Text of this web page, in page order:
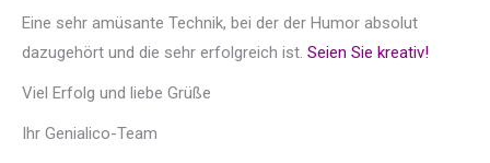
Eine sehr amüsante Technik, bei der der Humor absolut
dazugehört und die sehr erfolgreich ist. Seien Sie kreativ!
Viel Erfolg und liebe Grüße
Ihr Genialico-Team